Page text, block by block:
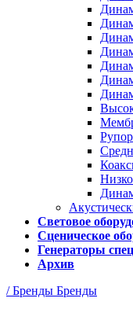
Рупор
Световое
Сценическое
Генераторы
Архив
/ Бренды Бренды